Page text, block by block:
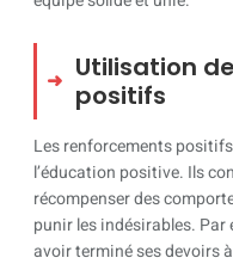
Utilisation
positifs
Les renforcements
l’éducation positive. Ils
récompenser des
punir les indésirables.
avoir terminé ses devoirs